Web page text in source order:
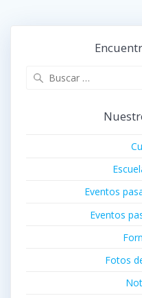
Eventos
Eventos
Fotos